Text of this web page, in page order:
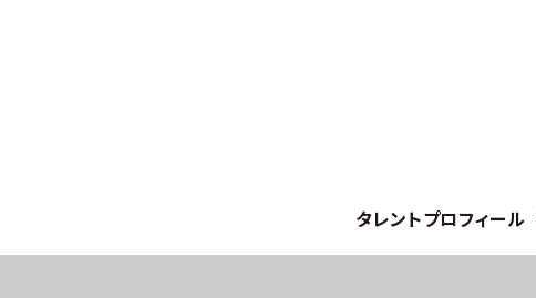
タレントプロフィール